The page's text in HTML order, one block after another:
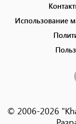
menu
Использование
© 2006-2026